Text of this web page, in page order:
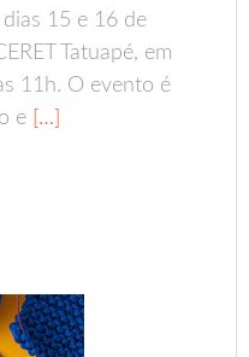
15 e 16 de
Tatuapé, em
11h. O evento é
e […]